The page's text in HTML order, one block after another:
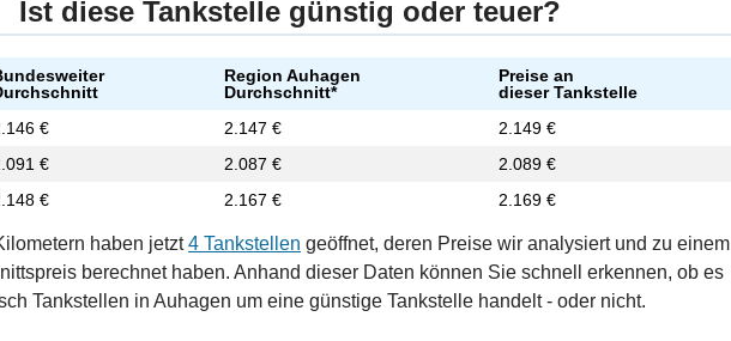
Ist diese Tankstelle günstig oder teuer?
Region Auhagen
Durchschnitt*
Preise an
dieser Tankstelle
€ 2.147 €
2.149 €
€ 2.087 €
2.089 €
€ 2.167 € 2.169 €
haben jetzt4 Tankstellen geöffnet, deren Preise wir analysiert und zu einem
berechnet haben. Anhand dieser Daten können Sie schnell erkennen, ob es
Tankstellen in Auhagen um eine günstige Tankstelle handelt - oder nicht.